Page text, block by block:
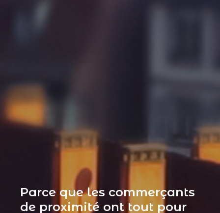
Parce que les commerçants
de proximité ont tout pour